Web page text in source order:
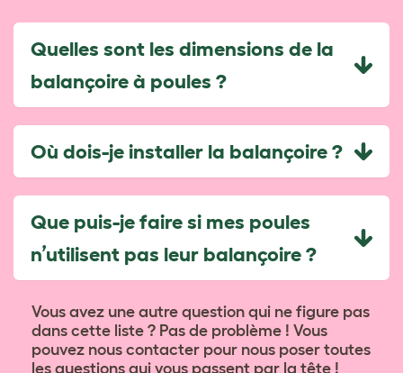
Quelles sont les dimensions de la
balançoire à poules ?
Où dois-je installer la balançoire ?
Que puis-je faire si mes poules
n’utilisent pas leur balançoire ?
Vous avez une autre question qui ne figure pas
dans cette liste ? Pas de problème ! Vous
pouvez nous contacter pour nous poser toutes
les questions qui vous passent par la tête !